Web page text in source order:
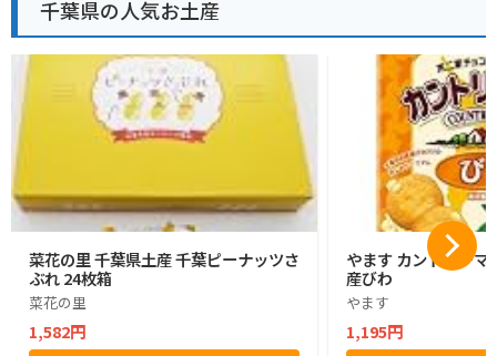
千葉県の人気お土産
菜花の里 千葉県土産 千葉ピーナッツさ
ぶれ 24枚箱
菜花の里
1,582円
やます カントリーマ
産びわ
やます
1,195円